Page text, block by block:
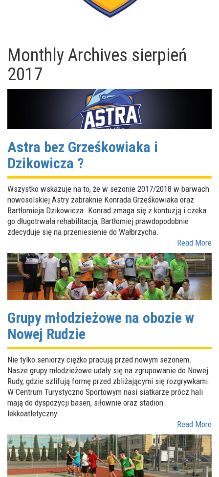
Monthly Archives sierpień
2017
Astra bez Grześkowiaka i
Dzikowicza ?
Wszystko wskazuje na to, że w sezonie 2017/2018 w barwach
nowosolskiej Astry zabraknie Konrada Grześkowiaka oraz
Bartłomieja Dzikowicza. Konrad zmaga się z kontuzją i czeka
go długotrwała rehabilitacja, Bartłomiej prawdopodobnie
zdecyduje się na przeniesienie do Wałbrzycha.
Read More
Grupy młodzieżowe na obozie w
Nowej Rudzie
Nie tylko seniorzy ciężko pracują przed nowym sezonem.
Nasze grupy młodzieżowe udały się na zgrupowanie do Nowej
Rudy, gdzie szlifują formę przed zbliżającymi się rozgrywkami.
W Centrum Turystyczno Sportowym nasi siatkarze prócz hali
mają do dyspozycji basen, siłownie oraz stadion
lekkoatletyczny.
Read More